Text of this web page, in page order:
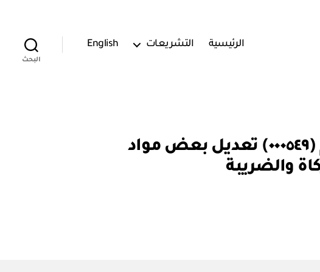
الرئيسية التشريعات English
البحث
الهيئة السعودية للمراجعين والمحاسبين: قرار رقم (٠٠٠٥٤٩) تعديل بعض مواد
والضريبة